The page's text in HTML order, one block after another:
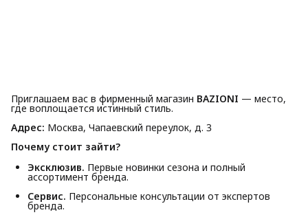
Приглашаем вас в фирменный магазин BAZIONI — место,
где воплощается истинный стиль.
Адрес: Москва, Чапаевский переулок, д. 3
Почему стоит зайти?
Эксклюзив. Первые новинки сезона и полный
ассортимент бренда.
Сервис. Персональные консультации от экспертов
бренда.